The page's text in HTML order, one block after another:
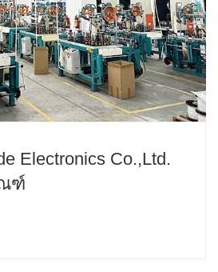
Electronics Co.,Ltd.
ฑ์